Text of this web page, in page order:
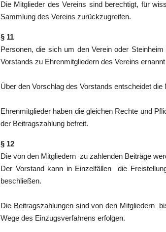
Die Mitglieder des Vereins sind berechtigt, für
Sammlung des Vereins zurückzugreifen.
§ 11
Personen, die sich um den Verein oder
Vorstands zu Ehrenmitgliedern des Vereins
Über den Vorschlag des Vorstands entscheidet
Ehrenmitglieder haben die gleichen Rechte und
der Beitragszahlung befreit.
§ 12
Die von den Mitgliedern zu zahlenden Beiträge
Der Vorstand kann in Einzelfällen die
beschließen.
Die Beitragszahlungen sind von den Mitgliedern
Wege des Einzugsverfahrens erfolgen.